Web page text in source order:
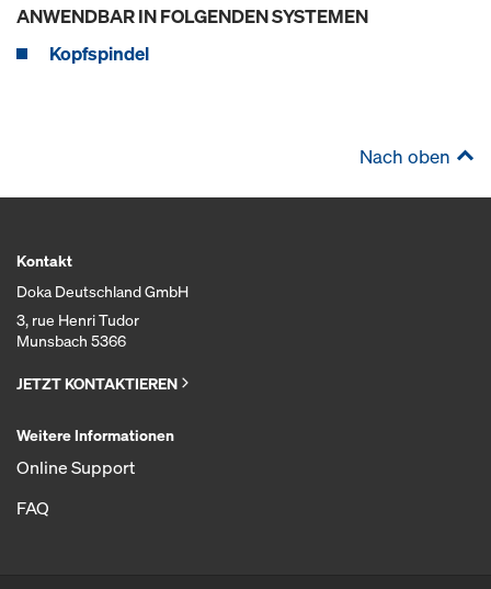
ANWENDBAR IN FOLGENDEN SYSTEMEN
Kopfspindel
Nach oben
Kontakt
Doka Deutschland GmbH
3, rue Henri Tudor
Munsbach 5366
JETZT KONTAKTIEREN
Weitere Informationen
Online Support
FAQ